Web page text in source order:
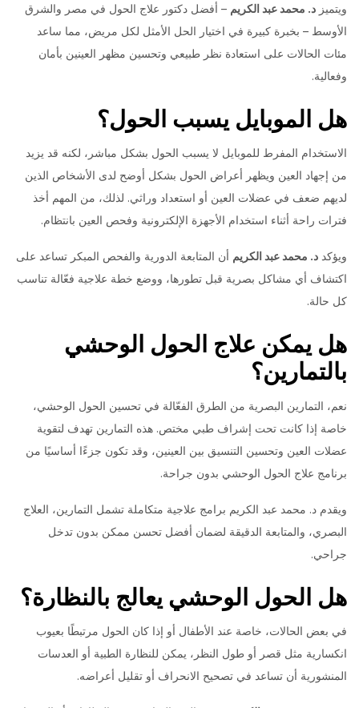
ويتميز د. محمد عبد الكريم– أفضل دكتور علاج الحول في مصر والشرق
الأوسط – بخبرة كبيرة في اختيار الحل الأمثل لكل مريض، مما ساعد
مئات الحالات على استعادة نظر طبيعي وتحسين مظهر العينين بأمان
وفعالية.
هل الموبايل يسبب الحول؟
الاستخدام المفرط للموبايل لا يسبب الحول بشكل مباشر، لكنه قد يزيد
من إجهاد العين ويظهر أعراض الحول بشكل أوضح لدى الأشخاص الذين
لديهم ضعف في عضلات العين أو استعداد وراثي. لذلك، من المهم أخذ
فترات راحة أثناء استخدام الأجهزة الإلكترونية وفحص العين بانتظام.
ويؤكد د. محمد عبد الكريمأن المتابعة الدورية والفحص المبكر تساعد على
اكتشاف أي مشاكل بصرية قبل تطورها، ووضع خطة علاجية فعّالة تناسب
كل حالة.
هل يمكن علاج الحول الوحشي
بالتمارين؟
نعم، التمارين البصرية من الطرق الفعّالة في تحسين الحول الوحشي،
خاصة إذا كانت تحت إشراف طبي مختص. هذه التمارين تهدف لتقوية
عضلات العين وتحسين التنسيق بين العينين، وقد تكون جزءًا أساسيًا من
برنامج علاج الحول الوحشي بدون جراحة.
ويقدم د. محمد عبد الكريم برامج علاجية متكاملة تشمل التمارين، العلاج
البصري، والمتابعة الدقيقة لضمان أفضل تحسن ممكن بدون تدخل
جراحي.
هل الحول الوحشي يعالج بالنظارة؟
في بعض الحالات، خاصة عند الأطفال أو إذا كان الحول مرتبطًا بعيوب
انكسارية مثل قصر أو طول النظر، يمكن للنظارة الطبية أو العدسات
المنشورية أن تساعد في تصحيح الانحراف أو تقليل أعراضه.